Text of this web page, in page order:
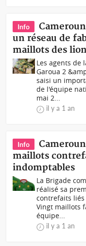
Info
un réseau de
maillots des
Les agents de
Garoua 2
saisi un
de l'équipe
mai 2...
il y a 1 an
Info
maillots
indomptables
La Brigade
réalisé sa
contrefaits
Vingt maillots
équipe...
il y a 1 an